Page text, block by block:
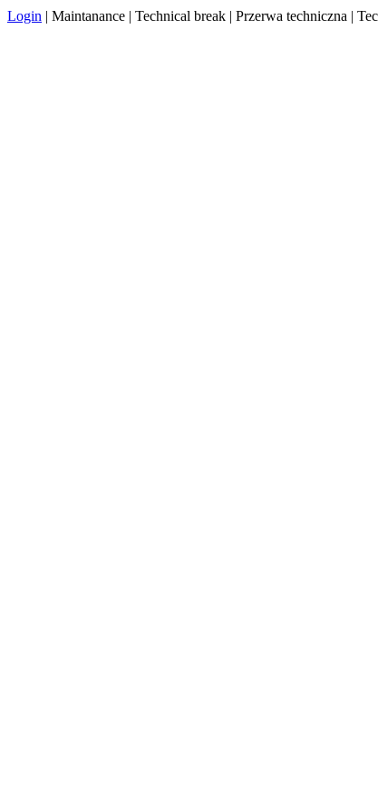
Login | Maintanance | Technical break | Przerwa techniczna |